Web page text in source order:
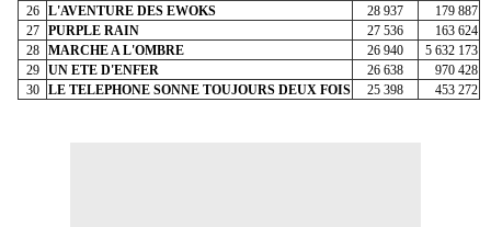
26
L'AVENTURE DES EWOKS 28 937
179 887
27
PURPLE RAIN 27 536
163 624
28
MARCHE A L'OMBRE 26 940
5 632 173
29
UN ETE D'ENFER 26 638
970 428
30
LE TELEPHONE SONNE TOUJOURS DEUX FOIS 25 398 453 272